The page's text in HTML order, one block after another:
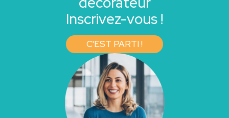
Inscrivez-vous !
C'EST PARTI !